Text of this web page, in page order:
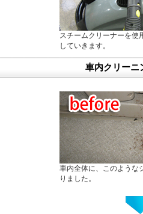
スチームクリーナーを使
していきます。
車内クリーニ
車内全体に、このような
りました。